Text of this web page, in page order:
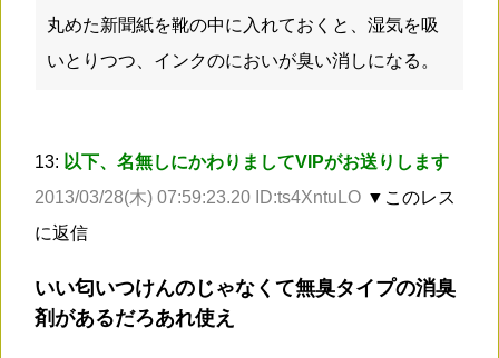
丸めた新聞紙を靴の中に入れておくと、湿気を吸
いとりつつ、インクのにおいが臭い消しになる。
13: 以下、名無しにかわりましてVIPがお送りします
2013/03/28(木) 07:59:23.20 ID:ts4XntuLO ▼このレス
に返信
いい匂いつけんのじゃなくて無臭タイプの消臭
剤があるだろあれ使え